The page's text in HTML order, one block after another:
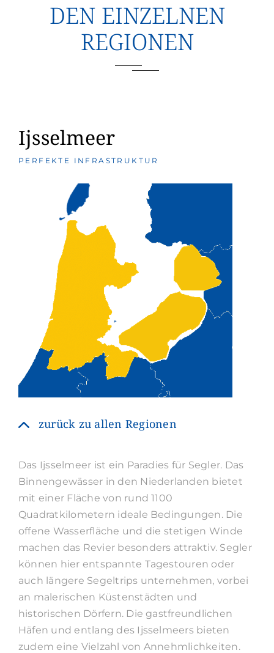
DEN EINZELNEN
REGIONEN
Ijsselmeer
PERFEKTE INFRASTRUKTUR
zurück zu allen Regionen
Das Ijsselmeer ist ein Paradies für Segler. Das
Binnengewässer in den Niederlanden bietet
mit einer Fläche von rund 1100
Quadratkilometern ideale Bedingungen. Die
offene Wasserfläche und die stetigen Winde
machen das Revier besonders attraktiv. Segler
können hier entspannte Tagestouren oder
auch längere Segeltrips unternehmen, vorbei
an malerischen Küstenstädten und
historischen Dörfern. Die gastfreundlichen
Häfen und entlang des Ijsselmeers bieten
zudem eine Vielzahl von Annehmlichkeiten.